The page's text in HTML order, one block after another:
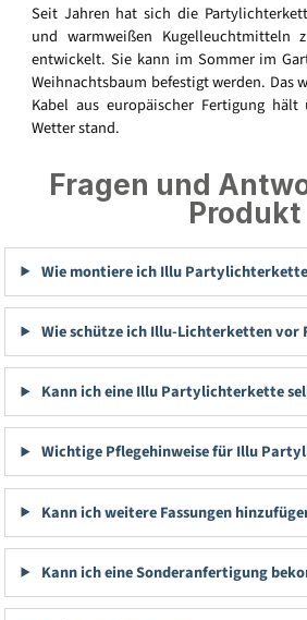
Seit Jahren hat sich die
und warmweißen Kugelleuchtmitteln
entwickelt. Sie kann im Sommer im
Weihnachtsbaum befestigt werden. Das
Kabel aus europäischer Fertigung
Wetter stand.
Fragen und
Produkt
Wie montiere ich Illu
Wie schütze ich Illu-Lichterketten vor
Kann ich eine Illu Partylichterkette
Wichtige Pflegehinweise für Illu
Kann ich weitere Fassungen
Kann ich eine Sonderanfertigung